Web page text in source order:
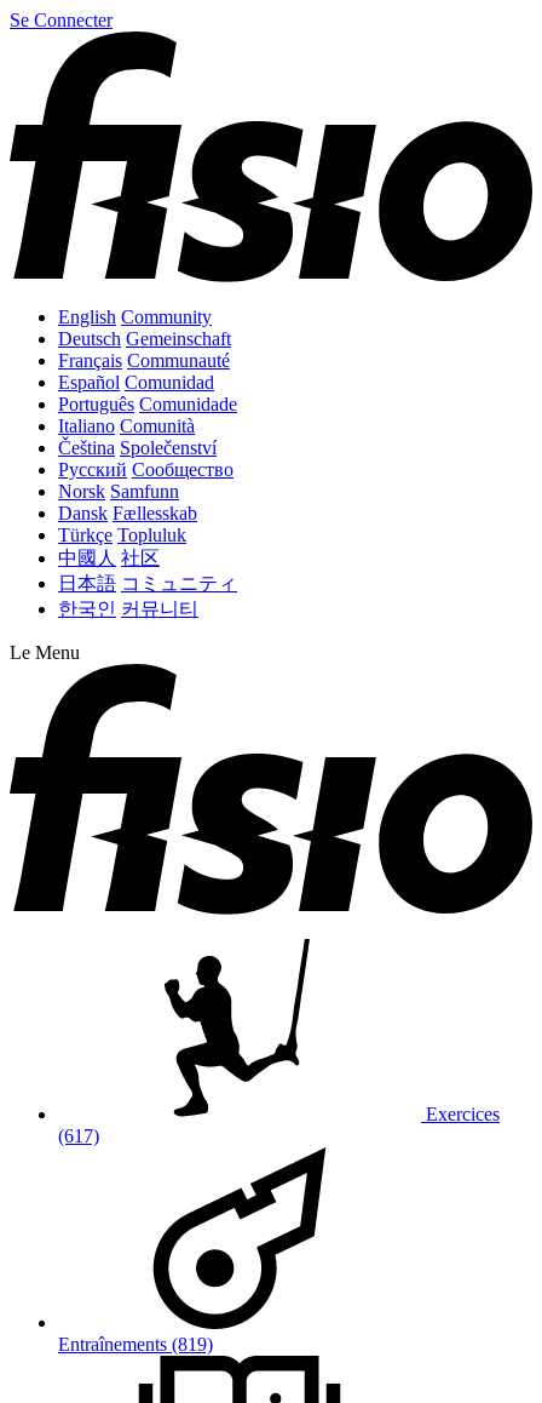
Se Connecter
English Community
Deutsch Gemeinschaft
Français Communauté
Español Comunidad
Português Comunidade
Italiano Comunità
Čeština Společenství
Русский Сообщество
Norsk Samfunn
Dansk Fællesskab
Türkçe Topluluk
中國人 社区
日本語 コミュニティ
한국인 커뮤니티
Le Menu
Exercices
(617)
Entraînements (819)